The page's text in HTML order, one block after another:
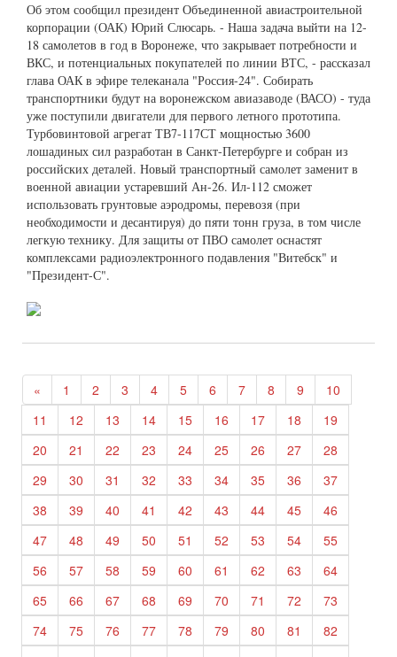
Об этом сообщил президент Объединенной авиастроительной
корпорации (ОАК) Юрий Слюсарь. - Наша задача выйти на 12-
18 самолетов в год в Воронеже, что закрывает потребности и
ВКС, и потенциальных покупателей по линии ВТС, - рассказал
глава ОАК в эфире телеканала "Россия-24". Собирать
транспортники будут на воронежском авиазаводе (ВАСО) - туда
уже поступили двигатели для первого летного прототипа.
Турбовинтовой агрегат ТВ7-117СТ мощностью 3600
лошадиных сил разработан в Санкт-Петербурге и собран из
российских деталей. Новый транспортный самолет заменит в
военной авиации устаревший Ан-26. Ил-112 сможет
использовать грунтовые аэродромы, перевозя (при
необходимости и десантируя) до пяти тонн груза, в том числе
легкую технику. Для защиты от ПВО самолет оснастят
комплексами радиоэлектронного подавления "Витебск" и
"Президент-С".
« 1 2 3 4 5 6 7 8 9
10
11
12 13 14 15 16 17 18
19
20
21 22 23 24 25 26 27
28
29
30 31 32 33 34 35 36
37
38
39 40 41 42 43 44 45
46
47
48 49 50 51 52 53 54
55
56
57 58 59 60 61 62 63
64
65
66 67 68 69 70 71 72
73
74
75 76 77 78 79 80 81
82